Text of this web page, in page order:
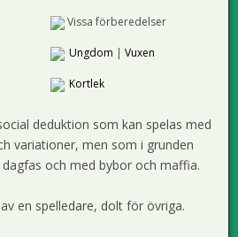
Vissa förberedelser
Ungdom | Vuxen
Kortlek
deduktion som kan spelas med
variationer, men som i grunden
och med bybor och maffia.
en spelledare, dolt för övriga.